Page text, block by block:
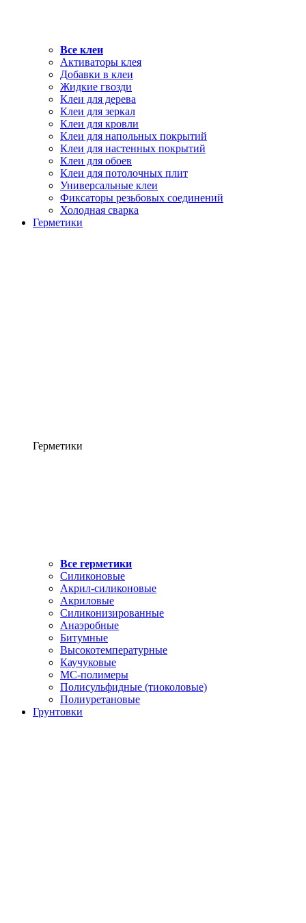
Все клеи
Активаторы клея
Добавки в клеи
Жидкие гвозди
Клеи для дерева
Клеи для зеркал
Клеи для кровли
Клеи для напольных покрытий
Клеи для настенных покрытий
Клеи для обоев
Клеи для потолочных плит
Универсальные клеи
Фиксаторы резьбовых соединений
Холодная сварка
Герметики
Герметики
Все герметики
Силиконовые
Акрил-силиконовые
Акриловые
Силиконизированные
Анаэробные
Битумные
Высокотемпературные
Каучуковые
МС-полимеры
Полисульфидные (тиоколовые)
Полиуретановые
Грунтовки